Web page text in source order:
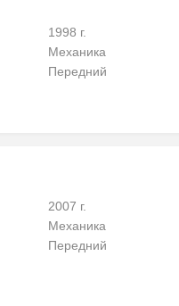
1998 г.
Механика
Передний
2007 г.
Механика
Передний